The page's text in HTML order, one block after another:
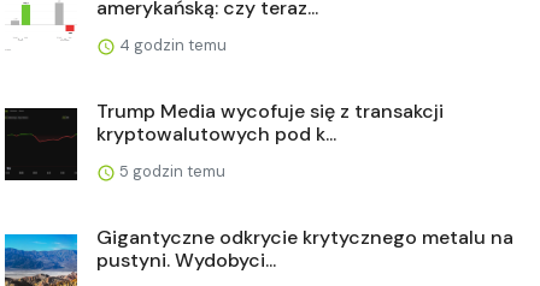
amerykańską: czy teraz...
4 godzin temu
Trump Media wycofuje się z transakcji
kryptowalutowych pod k...
5 godzin temu
Gigantyczne odkrycie krytycznego metalu na
pustyni. Wydobyci...